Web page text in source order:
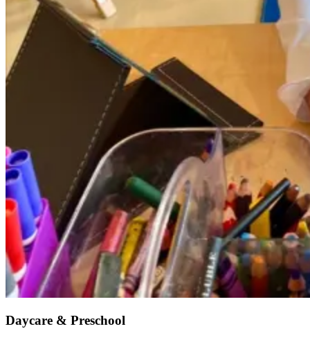
Daycare & Preschool​​​​‌ ‍ ​‍​‍‌‍ ‌ ​‍‌‍‍‌‌‍‌ ‌‍‍‌‌‍ ‍​‍​‍​ ‍‍​‍​‍‌ ​ ‌‍​‌‌‍ ‍‌‍‍‌‌ ‌​‌ ‍‌​‍ ‍‌‍‍‌‌‍ ​‍​‍​‍ ​​‍​‍‌‍‍​‌ ​‍‌‍‌‌‌‍‌‍​‍​‍​ ‍‍​‍​‍‌‍‍​‌ ‌​‌ ‌​‌ ​​‌ ​ ​ ‍‍​‍ ​‍ ‌‍​ ‌‍‍​‌‍‌‌‌‍ ​‌ ​ ‌‍‌‌‌‍​‌‌ ​​‌‍‍‌‌‍‌‌‌ ​‍‌ ​ ​‍ ‍‌ ​ ‌‍​‌‌‍ ‍‌‍‍‌‌ ‌​‌ ‍‌​‍ ‍‌ ​ ‌ ‌​‌ ‌‌‌‍‌​‌‍‍‌‌‍ ​‍ ‌‍‍‌‌‍ ‍‌ ‌​‌‍‌‌‌‍ ‍‌ ‌​​‍ ‌‍‌‌‌‍‌​‌‍‍‌‌ ‌​​‍ ‌‍ ‌‌‍ ‌‍‌​‌‍‌‌​ ‌‌ ​​‌ ​‍‌‍‌‌‌ ​ ‌‍‌‌‌‍ ‍‌ ‌​‌‍​‌‌ ‌​‌‍‍‌‌‍ ‌‍ ‍​ ‍ ‌‍‍‌‌‍‌​​ ‌​ ​‍​ ‌‌‌‍​ ‌‍‌‌​ ‌​‌‍​‍‌‍​‍‌‍​‌​‍ ‌​ ‌​​ ​​‌‍​‍​ ‌‍​‍ ‌​ ‌​‌‍‌‍‌‍​‌​ ‍​​‍ ‌‌‍​‌‌‍​‌‌‍‌‌​ ‍‌​‍ ‌​ ‌​​ ‌‌​ ‌ ​ ‌‌​ ‍‌​ ‌‌​ ‍‌‌‍​ ‌‍​‍​ ‌ ‌‍‌​​ ​ ​ ‍ ‌ ‌​‌ ‍‌‌ ​​‌‍‌‌​ ‌‌ ​​‌‍​‌‌‍‌ ‌‍‌‌​ ‍ ‌ ​​‌‍​‌‌ ‌​‌‍‍​​ ‌‌ ​​‌‍​‌‌‍‌ ‌‍‌‌‌​​‍‌ ‌‌‌‍‍‌‌‍ ​‌‍‌​‌‍‌‌‌ ​‍​‍‌‌​ ‌‌‌​​‍‌‌ ‌‍‍ ‌‍‌‌‌ ‍‌​‍‌‌​ ​ ‌​‌​​‍‌‌​ ​ ‌​‌​​‍‌‌​ ​‍​ ​‍​ ‍​​ ​ ‌‍​‍‌‍​‌​ ‍​​ ​ ‌‍‌​​ ‌ ​ ‍​​ ‍​​ ‍​‌‍​‍​‍‌‌​ ​‍​ ​‍​‍‌‌​ ‌‌‌​‌​​‍ ‍‌‍​ ‌‍​‌‌ ​‍‌‍ ‌ ‌‌‌ ​ ‌‍‌‌‌‍ ​‌​‍‌‌ ‌​‌‍‌‌‌‍ ‌‌ ​ ​‍‌‌​ ‌‌‌​​‍‌‌ ‌‍‍ ‌‍‌‌‌ ‍‌​‍‌‌​ ​ ‌​‌​​‍‌‌​ ​ ‌​‌​​‍‌‌​ ​‍​ ​‍​ ‌‌​ ‍‌​ ‍‌​ ​​​ ​ ‌‍​‌‌‍‌‍​ ‌‌​ ​‌​ ‍​​ ‌‍​ ‌‍‌‍​‍‌‍‌‍​ ‌‍‌‍‌‌​ ‍‌​ ​‍​ ​​​ ‍​​ ​‍​ ‍‌​ ‍‌​ ‌‍​ ‍‌​ ‌ ‌‍‌‍​ ​‍​ ‍​​ ‌​​ ‌​‌‍‌​​‍‌‌​ ​‍​ ​‍​‍‌‌​ ‌‌‌​‌​​‍ ‍‌‍​ ‌‍​‌‌ ​‍‌‍‌​‌‌‌​‌‍‍‌‌ ‌​‌‍ ​‌‍‌‌​ ‌‍​‍‌‍​‌‌ ​ ‌‍‌‌‌‌‌‌‌ ​‍‌‍ ​​ ‌‌‍‍​‌ ‌​‌ ‌​‌ ​​‌ ​ ​‍‌‌​ ​ ‌​​‌​‍‌‌​ ​‍‌​‌‍​‍‌‌​ ​‍‌​‌‍‌‍​ ‌‍‍​‌‍‌‌‌‍ ​‌ ​ ‌‍‌‌‌‍​‌‌ ​​‌‍‍‌‌‍‌‌‌ ​‍‌ ​ ​‍ ‍‌ ​ ‌‍​‌‌‍ ‍‌‍‍‌‌ ‌​‌ ‍‌​‍ ‍‌ ​ ‌ ‌​‌ ‌‌‌‍‌​‌‍‍‌‌‍ ​‍‌‍‌‍‍‌‌‍‌​​ ‌​ ​‍​ ‌‌‌‍​ ‌‍‌‌​ ‌​‌‍​‍‌‍​‍‌‍​‌​‍ ‌​ ‌​​ ​​‌‍​‍​ ‌‍​‍ ‌​ ‌​‌‍‌‍‌‍​‌​ ‍​​‍ ‌‌‍​‌‌‍​‌‌‍‌‌​ ‍‌​‍ ‌​ ‌​​ ‌‌​ ‌ ​ ‌‌​ ‍‌​ ‌‌​ ‍‌‌‍​ ‌‍​‍​ ‌ ‌‍‌​​ ​ ​‍‌‍‌ ‌​‌ ‍‌‌ ​​‌‍‌‌​ ‌‌ ​​‌‍​‌‌‍‌ ‌‍‌‌​‍‌‍‌ ​​‌‍​‌‌ ‌​‌‍‍​​ ‌‌ ​​‌‍​‌‌‍‌ ‌‍‌‌‌​​‍‌ ‌‌‌‍‍‌‌‍ ​‌‍‌​‌‍‌‌‌ ​‍​‍‌‌​ ‌‌‌​​‍‌‌ ‌‍‍ ‌‍‌‌‌ ‍‌​‍‌‌​ ​ ‌​‌​​‍‌‌​ ​ ‌​‌​​‍‌‌​ ​‍​ ​‍​ ‍​​ ​ ‌‍​‍‌‍​‌​ ‍​​ ​ ‌‍‌​​ ‌ ​ ‍​​ ‍​​ ‍​‌‍​‍​‍‌‌​ ​‍​ ​‍​‍‌‌​ ‌‌‌​‌​​‍ ‍‌‍​ ‌‍​‌‌ ​‍‌‍ ‌ ‌‌‌ ​ ‌‍‌‌‌‍ ​‌​‍‌‌ ‌​‌‍‌‌‌‍ ‌‌ ​ ​‍‌‌​ ‌‌‌​​‍‌‌ ‌‍‍ ‌‍‌‌‌ ‍‌​‍‌‌​ ​ ‌​‌​​‍‌‌​ ​ ‌​‌​​‍‌‌​ ​‍​ ​‍​ ‌‌​ ‍‌​ ‍‌​ ​​​ ​ ‌‍​‌‌‍‌‍​ ‌‌​ ​‌​ ‍​​ ‌‍​ ‌‍‌‍​‍‌‍‌‍​ ‌‍‌‍‌‌​ ‍‌​ ​‍​ ​​​ ‍​​ ​‍​ ‍‌​ ‍‌​ ‌‍​ ‍‌​ ‌ ‌‍‌‍​ ​‍​ ‍​​ ‌​​ ‌​‌‍‌​​‍‌‌​ ​‍​ ​‍​‍‌‌​ ‌‌‌​‌​​‍ ‍‌‍​ ‌‍​‌‌ ​‍‌‍‌​‌‌‌​‌‍‍‌‌ ‌​‌‍ ​‌‍‌‌​‍‌‍‌ ​​‌‍‌‌‌ ​‍‌ ​ ‌ ​​‌‍‌‌‌‍​ ‌ ‌​‌‍‍‌‌ ‌‍‌‍‌‌​ ‌‌ ​​‌ ‌‌‌‍​‍‌‍ ​‌‍‍‌‌ ​ ‌‍‍​‌‍‌‌‌‍‌​​‍​‍‌ ‌